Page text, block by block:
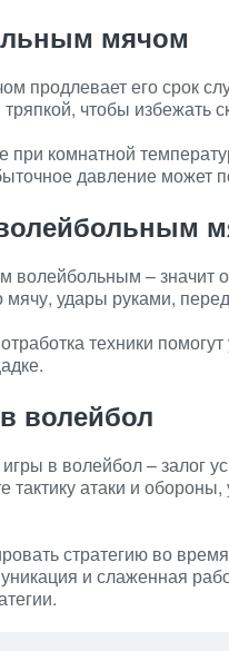
мячом
продлевает его срок
тряпкой, чтобы избежать
при комнатной
давление может
волейбольным – значит
удары руками,
техники
волейбол
игры в волейбол – залог
тактику атаки и
стратегию во
и слаженная